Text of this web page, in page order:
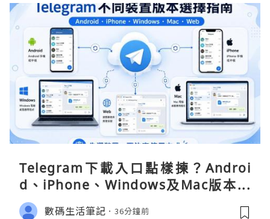
Telegram下載入口點樣揀？Androi
d、iPhone、Windows及Mac版本分
別
數碼生活筆記 36分鐘前